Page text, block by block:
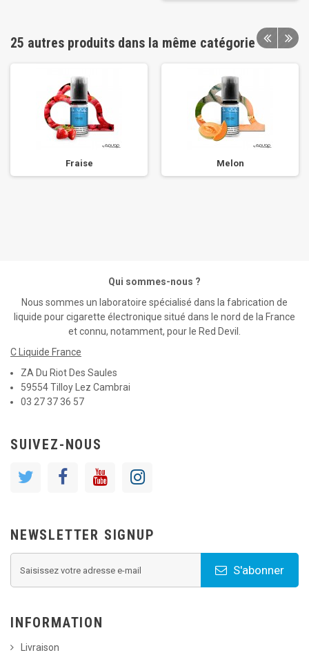
25 autres produits dans la même catégorie
Fraise Melon
Qui sommes-nous ?
Nous sommes un laboratoire spécialisé dans la fabrication de
liquide pour cigarette électronique situé dans le nord de la France
et connu, notamment, pour le Red Devil.
C Liquide France
ZA Du Riot Des Saules
59554 Tilloy Lez Cambrai
03 27 37 36 57
SUIVEZ-NOUS
NEWSLETTER SIGNUP
S'abonner
INFORMATION
Livraison